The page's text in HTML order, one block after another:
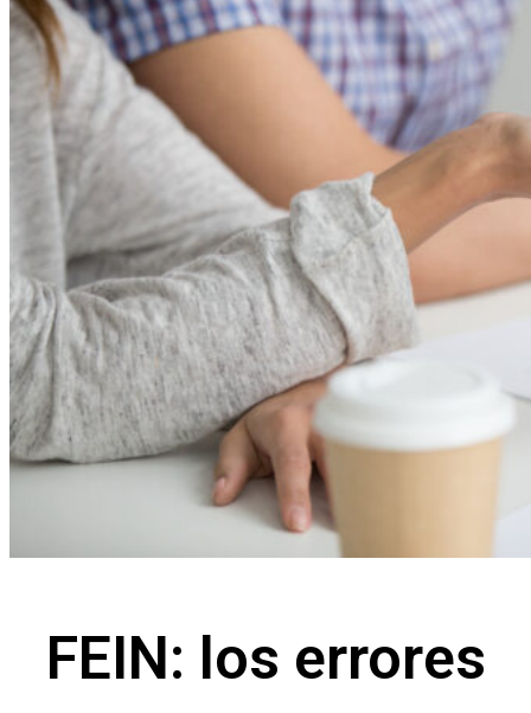
FEIN: los errores